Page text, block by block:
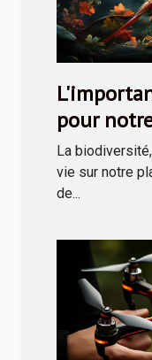
pour
La
vie sur notre
de...